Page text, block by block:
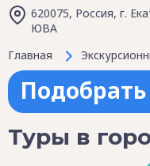
620075, Россия, г.
ЮВА
Главная
Подобрать
Туры в